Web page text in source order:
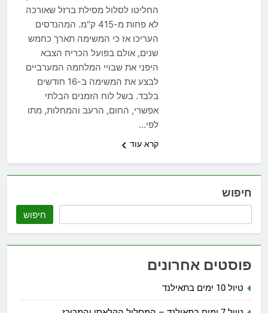
החליטו לסלול מסילת ברזל שאורכה
לא פחות מ-415 ק"מ. המהנדסים
העריכו אז כי המשימה תארך כחמש
שנים, אולם בפועל הכריח הצבא
היפני את שבויי המלחמה המערביים
לבצע את המשימה ב-16 חודשים
בלבד. בשל לוח הזמנים הבלתי
אפשרי, החום, הרעב והמחלות, מתו
לפי…
קרא עוד
חיפוש
חיפוש
פוסטים אחרונים
טיול 10 ימים בתאילנד